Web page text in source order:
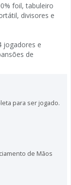
foil, tabuleiro
divisores e
jogadores e
de
para ser jogado.
de Mãos